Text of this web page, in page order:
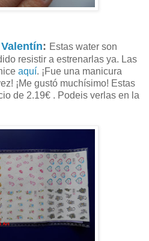
: Estas water son
resistir a estrenarlas ya. Las
aquí. ¡Fue una manicura
¡Me gustó muchísimo! Estas
de 2.19€ . Podeis verlas en la